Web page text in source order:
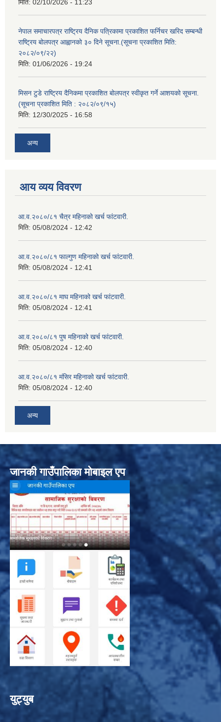
मिति: 02/10/2026 - 11:23
नेपाल समाचारपत्र राष्ट्रिय दैनिक पत्रिकामा प्रकाशित फर्निचर खरिद सम्बन्धी
राष्ट्रिय बोलपत्र आह्वानको ३० दिने सूचना.(सूचना प्रकाशित मिति:
२०८२/०९/२२)
मिति: 01/06/2026 - 19:24
मिसन टुडे राष्ट्रिय दैनिकमा प्रकाशित बोलपत्र स्वीकृत गर्ने आशयको सूचना.
(सूचना प्रकाशित मिति : २०८२/०९/१५)
मिति: 12/30/2025 - 16:58
अन्य
आय व्यय विवरण
आ.व.२०८०/८१ चैत्र महिनाको खर्च फांटवारी.
मिति: 05/08/2024 - 12:42
आ.व.२०८०/८१ फाल्गुण महिनाको खर्च फांटवारी.
मिति: 05/08/2024 - 12:41
आ.व.२०८०/८१ माघ महिनाको खर्च फांटवारी.
मिति: 05/08/2024 - 12:41
आ.व.२०८०/८१ पुष महिनाको खर्च फांटवारी.
मिति: 05/08/2024 - 12:40
आ.व.२०८०/८१ मंसिर महिनाको खर्च फांटवारी.
मिति: 05/08/2024 - 12:40
अन्य
जानकी गाउँपालिका मोबाइल एप
युट्युब